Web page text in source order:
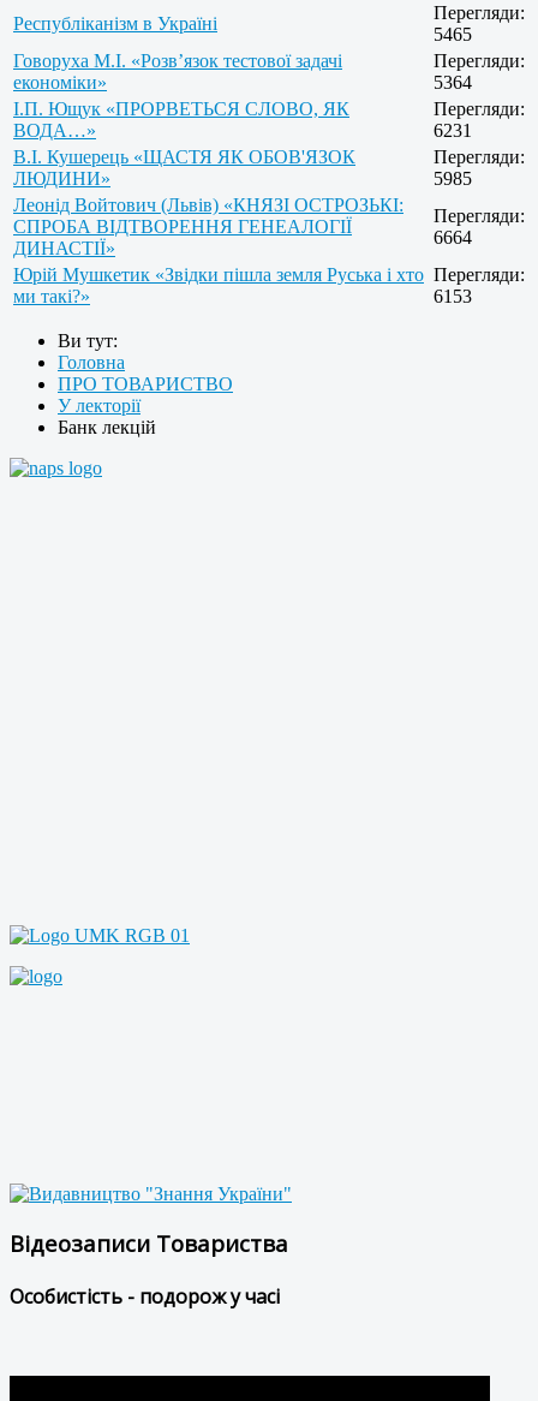
Республіканізм в Україні
Перегляди:
5465
Говоруха М.І. «Розв’язок тестової задачі
економіки»
Перегляди:
5364
І.П. Ющук «ПРОРВЕТЬСЯ СЛОВО, ЯК
ВОДА…»
Перегляди:
6231
В.І. Кушерець «ЩАСТЯ ЯК ОБОВ'ЯЗОК
ЛЮДИНИ»
Перегляди:
5985
Леонід Войтович (Львів) «КНЯЗІ ОСТРОЗЬКІ:
СПРОБА ВІДТВОРЕННЯ ГЕНЕАЛОГІЇ
ДИНАСТІЇ»
Перегляди:
6664
Юрій Мушкетик «Звідки пішла земля Руська і хто
ми такі?»
Перегляди:
6153
Ви тут:
Головна
ПРО ТОВАРИСТВО
У лекторії
Банк лекцій
Відеозаписи Товариства
Особистість - подорож у часі